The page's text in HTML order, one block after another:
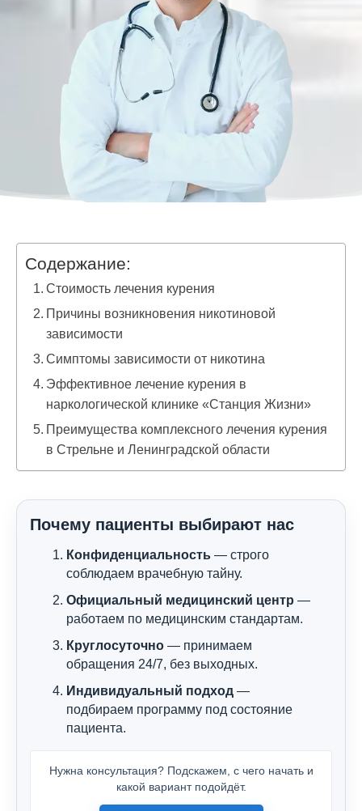
Содержание:
Стоимость лечения курения
Причины возникновения никотиновой
зависимости
Симптомы зависимости от никотина
Эффективное лечение курения в
наркологической клинике «Станция Жизни»
Преимущества комплексного лечения курения
в Стрельне и Ленинградской области
Почему пациенты выбирают нас
Конфиденциальность — строго
соблюдаем врачебную тайну.
Официальный медицинский центр —
работаем по медицинским стандартам.
Круглосуточно — принимаем
обращения 24/7, без выходных.
Индивидуальный подход —
подбираем программу под состояние
пациента.
Нужна консультация? Подскажем, с чего начать и
какой вариант подойдёт.